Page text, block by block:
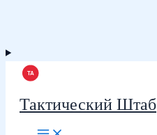
Тактический Штаб